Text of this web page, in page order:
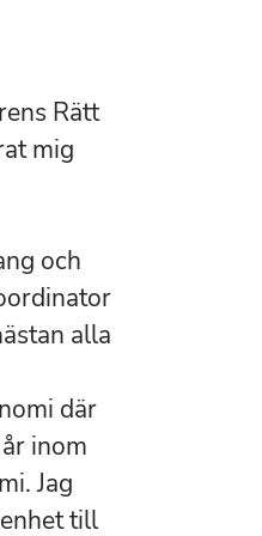
Rätt
mig
och
alla
där
inom
Jag
till